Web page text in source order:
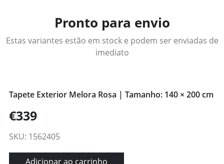
Pronto para envio
Estas variantes estão em stock e podem ser enviadas de
imediato
Tapete Exterior Melora Rosa | Tamanho: 140 × 200 cm
€339
SKU: 1562405
Adicionar ao carrinho